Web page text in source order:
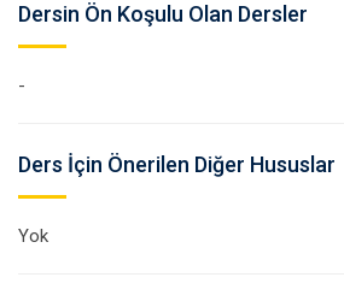
Dersin Ön Koşulu Olan Dersler
-
Ders İçin Önerilen Diğer Hususlar
Yok